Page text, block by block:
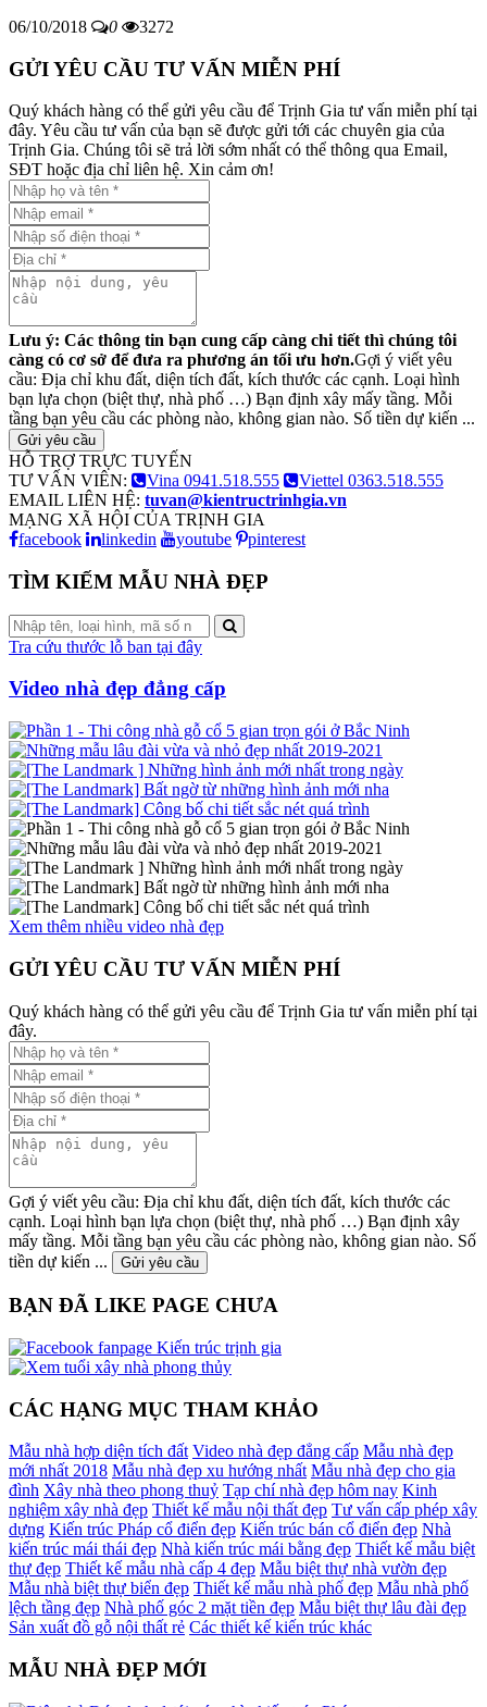
06/10/2018
0 3272
GỬI YÊU CẦU TƯ VẤN MIỄN PHÍ
Quý khách hàng có thể gửi yêu cầu để Trịnh Gia tư vấn miễn phí tại
đây. Yêu cầu tư vấn của bạn sẽ được gửi tới các chuyên gia của
Trịnh Gia. Chúng tôi sẽ trả lời sớm nhất có thể thông qua Email,
SĐT hoặc địa chỉ liên hệ. Xin cảm ơn!
Lưu ý: Các thông tin bạn cung cấp càng chi tiết thì chúng tôi
càng có cơ sở để đưa ra phương án tối ưu hơn.Gợi ý viết yêu
cầu: Địa chỉ khu đất, diện tích đất, kích thước các cạnh. Loại hình
bạn lựa chọn (biệt thự, nhà phố …) Bạn định xây mấy tầng. Mỗi
tầng bạn yêu cầu các phòng nào, không gian nào. Số tiền dự kiến ...
Gửi yêu cầu
HỖ TRỢ TRỰC TUYẾN
TƯ VẤN VIÊN:
Vina 0941.518.555
Viettel 0363.518.555
EMAIL LIÊN HỆ: tuvan@kientructrinhgia.vn
MẠNG XÃ HỘI CỦA TRỊNH GIA
facebook
linkedin youtube pinterest
TÌM KIẾM MẪU NHÀ ĐẸP
Tra cứu thước lỗ ban tại đây
Video nhà đẹp đẳng cấp
Xem thêm nhiều video nhà đẹp
GỬI YÊU CẦU TƯ VẤN MIỄN PHÍ
Quý khách hàng có thể gửi yêu cầu để Trịnh Gia tư vấn miễn phí tại
đây.
Gợi ý viết yêu cầu: Địa chỉ khu đất, diện tích đất, kích thước các
cạnh. Loại hình bạn lựa chọn (biệt thự, nhà phố …) Bạn định xây
mấy tầng. Mỗi tầng bạn yêu cầu các phòng nào, không gian nào. Số
tiền dự kiến ...
Gửi yêu cầu
BẠN ĐÃ LIKE PAGE CHƯA
CÁC HẠNG MỤC THAM KHẢO
Mẫu nhà hợp diện tích đất Video nhà đẹp đẳng cấp Mẫu nhà đẹp
mới nhất 2018 Mẫu nhà đẹp xu hướng nhất Mẫu nhà đẹp cho gia
đình Xây nhà theo phong thuỷ Tạp chí nhà đẹp hôm nay Kinh
nghiệm xây nhà đẹp Thiết kế mẫu nội thất đẹp Tư vấn cấp phép xây
dựng Kiến trúc Pháp cổ điển đẹp Kiến trúc bán cổ điển đẹp Nhà
kiến trúc mái thái đẹp Nhà kiến trúc mái bằng đẹp Thiết kế mẫu biệt
thự đẹp Thiết kế mẫu nhà cấp 4 đẹp Mẫu biệt thự nhà vườn đẹp
Mẫu nhà biệt thự biển đẹp Thiết kế mẫu nhà phố đẹp Mẫu nhà phố
lệch tầng đẹp Nhà phố góc 2 mặt tiền đẹp Mẫu biệt thự lâu đài đẹp
Sản xuất đồ gỗ nội thất rẻ Các thiết kế kiến trúc khác
MẪU NHÀ ĐẸP MỚI